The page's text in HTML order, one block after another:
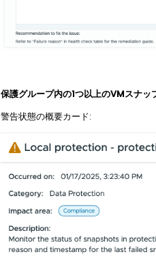
保護グループ内の1つ以上のVMスナ
警告状態の概要カード: